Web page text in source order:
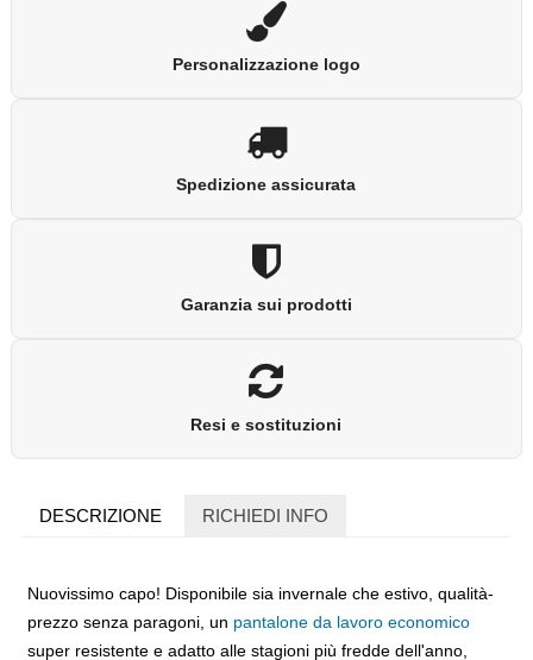
Personalizzazione logo
Spedizione assicurata
Garanzia sui prodotti
Resi e sostituzioni
DESCRIZIONE RICHIEDI INFO
Nuovissimo capo! Disponibile sia invernale che estivo, qualità-
prezzo senza paragoni, un pantalone da lavoro economico
super resistente e adatto alle stagioni più fredde dell'anno,